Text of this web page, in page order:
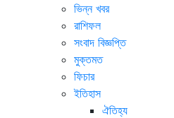
ভিন্ন খবর
রাশিফল
সংবাদ বিজ্ঞপ্তি
মুক্তমত
ফিচার
ইতিহাস
ঐতিহ্য